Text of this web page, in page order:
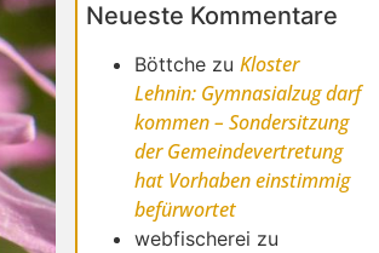
Neueste Kommentare
Böttche zuKloster
Lehnin: Gymnasialzug darf
kommen – Sondersitzung
der Gemeindevertretung
hat Vorhaben einstimmig
befürwortet
webfischerei zu